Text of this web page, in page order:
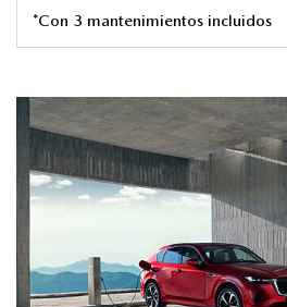
*Con 3 mantenimientos incluidos